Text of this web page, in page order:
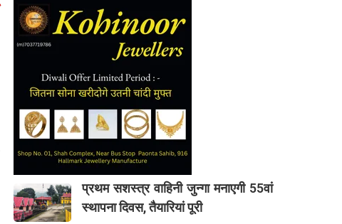
प्रथम सशस्त्र वाहिनी जुन्गा मनाएगी 55वां
स्थापना दिवस, तैयारियां पूरी